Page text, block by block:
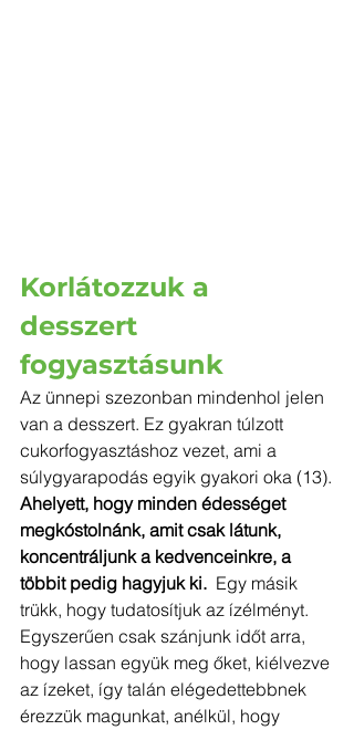
Korlátozzuk a
desszert
fogyasztásunk
Az ünnepi szezonban mindenhol jelen
van a desszert. Ez gyakran túlzott
cukorfogyasztáshoz vezet, ami a
súlygyarapodás egyik gyakori oka (13).
Ahelyett, hogy minden édességet
megkóstolnánk, amit csak látunk,
koncentráljunk a kedvenceinkre, a
többit pedig hagyjuk ki. Egy másik
trükk, hogy tudatosítjuk az ízélményt.
Egyszerűen csak szánjunk időt arra,
hogy lassan együk meg őket, kiélvezve
az ízeket, így talán elégedettebbnek
érezzük magunkat, anélkül, hogy